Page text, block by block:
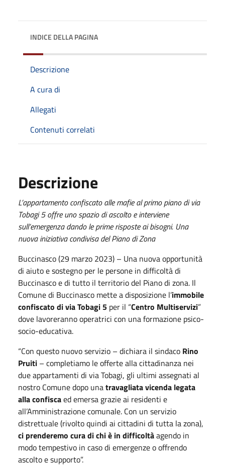
INDICE DELLA PAGINA
Descrizione
A cura di
Allegati
Contenuti correlati
Descrizione
L’appartamento confiscato alle mafie al primo piano di via
Tobagi 5 offre uno spazio di ascolto e interviene
sull’emergenza dando le prime risposte ai bisogni. Una
nuova iniziativa condivisa del Piano di Zona
Buccinasco (29 marzo 2023) – Una nuova opportunità
di aiuto e sostegno per le persone in difficoltà di
Buccinasco e di tutto il territorio del Piano di zona. Il
Comune di Buccinasco mette a disposizione l’immobile
confiscato di via Tobagi 5 per il “Centro Multiservizi”
dove lavoreranno operatrici con una formazione psico-
socio-educativa.
“Con questo nuovo servizio – dichiara il sindaco Rino
Pruiti – completiamo le offerte alla cittadinanza nei
due appartamenti di via Tobagi, gli ultimi assegnati al
nostro Comune dopo unatravagliata vicenda legata
alla confiscaed emersa grazie ai residenti e
all’Amministrazione comunale. Con un servizio
distrettuale (rivolto quindi ai cittadini di tutta la zona),
ci prenderemo cura di chi è in difficoltàagendo in
modo tempestivo in caso di emergenze o offrendo
ascolto e supporto”.